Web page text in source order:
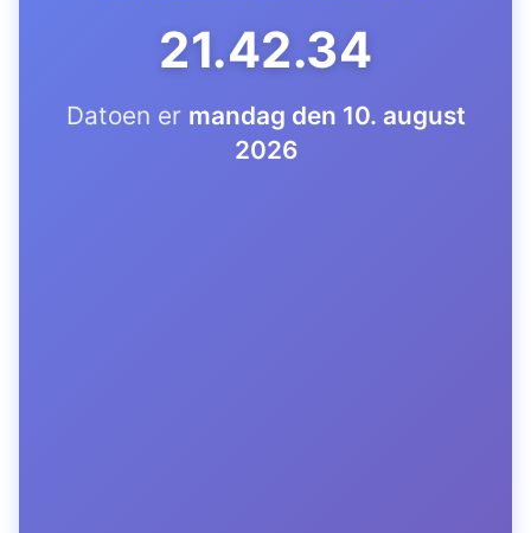
21.42.35
Datoen er mandag den 10. august
2026